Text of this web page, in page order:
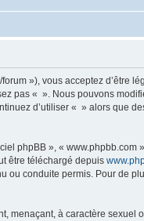
»), vous acceptez d’être
pas « ». Nous pouvons
d’utiliser « » alors que
phpBB », «
être téléchargé depuis
ou conduite permis. Pour de
à caractère